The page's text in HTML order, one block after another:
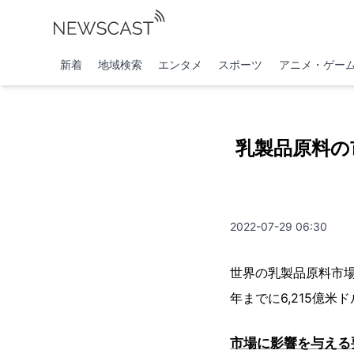
新着 地域検索 エンタメ スポーツ アニメ・ゲー
乳製品原料
2022-07-29 06:30
世界の乳製品原料市
年までに6,215億米
市場に影響を与える